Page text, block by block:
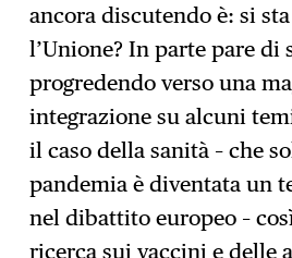
ancora discutendo è: si
l’Unione? In parte pare di
progredendo verso una
integrazione su alcuni
il caso della sanità – che
pandemia è diventata un
nel dibattito europeo –
ricerca sui vaccini e delle